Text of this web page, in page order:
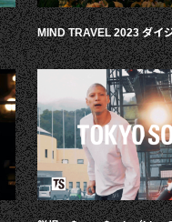
MIND TRAVEL 2023 ダイ